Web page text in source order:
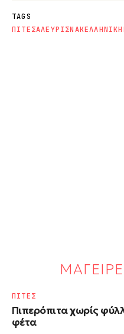
TAGS
ΠΙΤΕΣΑΛΕΥΡΙΣΝΑΚΕΛΛΗΝΙΚΗ
Πιπερόπιτα χωρίς
φέτα
ΠΙΤΕΣ